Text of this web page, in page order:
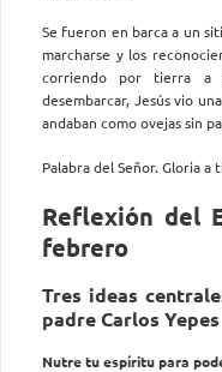
Se fueron en barca a un
marcharse y los
corriendo por tierra a
desembarcar, Jesús vio
andaban como ovejas sin
Palabra del Señor. Gloria a
Reflexión del
febrero
Tres ideas
padre Carlos Yepes
Nutre tu espíritu para